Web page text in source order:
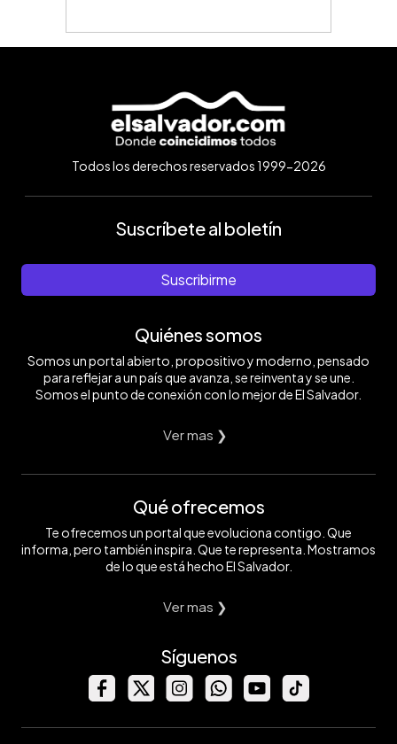
Todos los derechos reservados 1999-2026
Suscríbete al boletín
Suscribirme
Quiénes somos
Somos un portal abierto, propositivo y moderno, pensado
para reflejar a un país que avanza, se reinventa y se une.
Somos el punto de conexión con lo mejor de El Salvador.
Ver mas ❯
Qué ofrecemos
Te ofrecemos un portal que evoluciona contigo. Que
informa, pero también inspira. Que te representa. Mostramos
de lo que está hecho El Salvador.
Ver mas ❯
Síguenos